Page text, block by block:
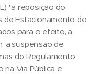
"a reposição do
de Estacionamento de
para o efeito, a
a suspensão de
do Regulamento
na Via Pública e